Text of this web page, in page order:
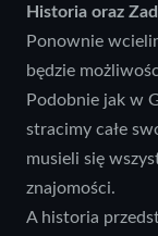
Historia oraz
Ponownie
będzie
Podobnie jak w
stracimy całe
musieli się
znajomości.
A historia